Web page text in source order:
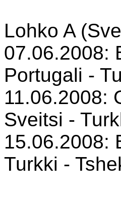
Lohko A
07.06.2008:
Portugali -
11.06.2008:
Sveitsi -
15.06.2008:
Turkki -